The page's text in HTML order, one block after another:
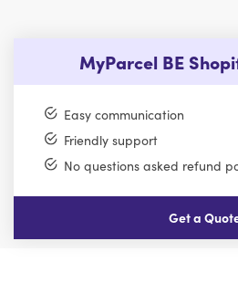
MyParcel BE
Easy communication
Friendly support
No questions asked refund
Get a